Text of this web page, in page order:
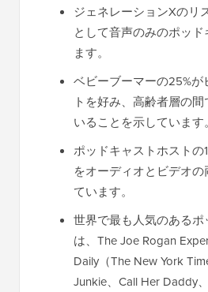
ジェネレーションXのリ
として音声のみのポッ
ます。
ベビーブーマーの25%
トを好み、高齢者層の
いることを示しています。
ポッドキャストホストの
をオーディオとビデオ
ています。
世界で最も人気のある
は、The Joe Rogan
Daily（The New York
Junkie、Call Her Daddy